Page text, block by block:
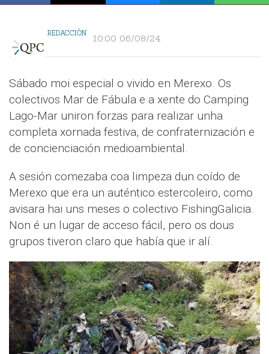
REDACCIÓN 10:00 06/08/24
Sábado moi especial o vivido en Merexo. Os
colectivos Mar de Fábula e a xente do Camping
Lago-Mar uniron forzas para realizar unha
completa xornada festiva, de confraternización e
de concienciación medioambiental.
A sesión comezaba coa limpeza dun coído de
Merexo que era un auténtico estercoleiro, como
avisara hai uns meses o colectivo FishingGalicia.
Non é un lugar de acceso fácil, pero os dous
grupos tiveron claro que había que ir alí.